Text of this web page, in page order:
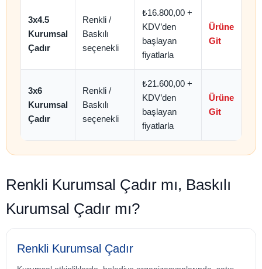
3x4.5
Kurumsal
Çadır
Renkli /
Baskılı
seçenekli
₺16.800,00 +
KDV’den
başlayan
fiyatlarla
Ürüne
Git
3x6
Kurumsal
Çadır
Renkli /
Baskılı
seçenekli
₺21.600,00 +
KDV’den
başlayan
fiyatlarla
Ürüne
Git
Renkli Kurumsal Çadır mı, Baskılı
Kurumsal Çadır mı?
Renkli Kurumsal Çadır